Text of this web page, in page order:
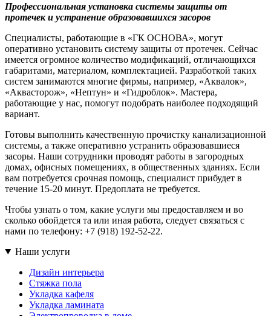
Профессиональная установка системы защиты от
протечек и устранение образовавшихся засоров
Специалисты, работающие в «ГК ОСНОВА», могут
оперативно установить систему защиты от протечек. Сейчас
имеется огромное количество модификаций, отличающихся
габаритами, материалом, комплектацией. Разработкой таких
систем занимаются многие фирмы, например, «Аквалок»,
«Аквасторож», «Нептун» и «Гидроблок». Мастера,
работающие у нас, помогут подобрать наиболее подходящий
вариант.
Готовы выполнить качественную прочистку канализационной
системы, а также оперативно устранить образовавшиеся
засоры. Наши сотрудники проводят работы в загородных
домах, офисных помещениях, в общественных зданиях. Если
вам потребуется срочная помощь, специалист прибудет в
течение 15-20 минут. Предоплата не требуется.
Чтобы узнать о том, какие услуги мы предоставляем и во
сколько обойдется та или иная работа, следует связаться с
нами по телефону: +7 (918) 192-52-22.
Наши услуги
Дизайн интерьера
Стяжка пола
Укладка кафеля
Укладка ламината